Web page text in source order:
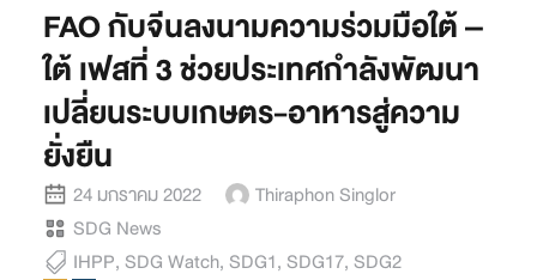
FAO กับจีนลงนามความร่วมมือใต้ –
ใต้ เฟสที่ 3 ช่วยประเทศกำลังพัฒนา
เปลี่ยนระบบเกษตร-อาหารสู่ความ
ยั่งยืน
24 มกราคม 2022
Thiraphon Singlor
SDG News
IHPP, SDG Watch, SDG1, SDG17, SDG2